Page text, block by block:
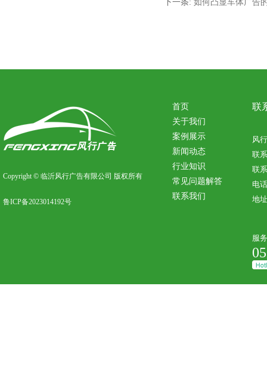
下一条: 如何凸显车体广告
Copyright © 临沂风行广告有限公司 版权所有
鲁ICP备2023014192号
首页
关于我们
案例展示
新闻动态
行业知识
常见问题解答
联系我们
联
风
联
联
电
地
服